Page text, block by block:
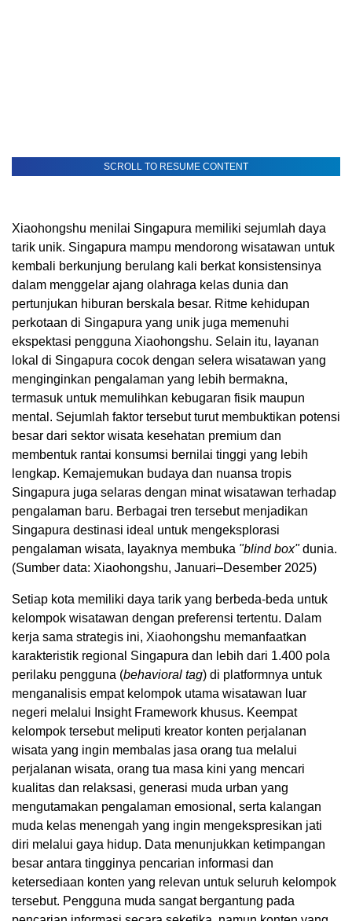
SCROLL TO RESUME CONTENT
Xiaohongshu menilai Singapura memiliki sejumlah daya
tarik unik. Singapura mampu mendorong wisatawan untuk
kembali berkunjung berulang kali berkat konsistensinya
dalam menggelar ajang olahraga kelas dunia dan
pertunjukan hiburan berskala besar. Ritme kehidupan
perkotaan di Singapura yang unik juga memenuhi
ekspektasi pengguna Xiaohongshu. Selain itu, layanan
lokal di Singapura cocok dengan selera wisatawan yang
menginginkan pengalaman yang lebih bermakna,
termasuk untuk memulihkan kebugaran fisik maupun
mental. Sejumlah faktor tersebut turut membuktikan potensi
besar dari sektor wisata kesehatan premium dan
membentuk rantai konsumsi bernilai tinggi yang lebih
lengkap. Kemajemukan budaya dan nuansa tropis
Singapura juga selaras dengan minat wisatawan terhadap
pengalaman baru. Berbagai tren tersebut menjadikan
Singapura destinasi ideal untuk mengeksplorasi
pengalaman wisata, layaknya membuka "blind box"dunia.
(Sumber data: Xiaohongshu, Januari–Desember 2025)
Setiap kota memiliki daya tarik yang berbeda-beda untuk
kelompok wisatawan dengan preferensi tertentu. Dalam
kerja sama strategis ini, Xiaohongshu memanfaatkan
karakteristik regional Singapura dan lebih dari 1.400 pola
perilaku pengguna (behavioral tag) di platformnya untuk
menganalisis empat kelompok utama wisatawan luar
negeri melalui Insight Framework khusus. Keempat
kelompok tersebut meliputi kreator konten perjalanan
wisata yang ingin membalas jasa orang tua melalui
perjalanan wisata, orang tua masa kini yang mencari
kualitas dan relaksasi, generasi muda urban yang
mengutamakan pengalaman emosional, serta kalangan
muda kelas menengah yang ingin mengekspresikan jati
diri melalui gaya hidup. Data menunjukkan ketimpangan
besar antara tingginya pencarian informasi dan
ketersediaan konten yang relevan untuk seluruh kelompok
tersebut. Pengguna muda sangat bergantung pada